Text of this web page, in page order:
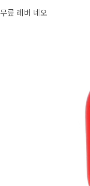
무릎 레버 네오